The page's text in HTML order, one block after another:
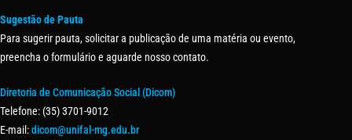
Sugestão de Pauta
Para sugerir pauta, solicitar a publicação de uma matéria ou evento,
preencha o formulário e aguarde nosso contato.
Diretoria de Comunicação Social (Dicom)
Telefone: (35) 3701-9012
E-mail:dicom@unifal-mg.edu.br